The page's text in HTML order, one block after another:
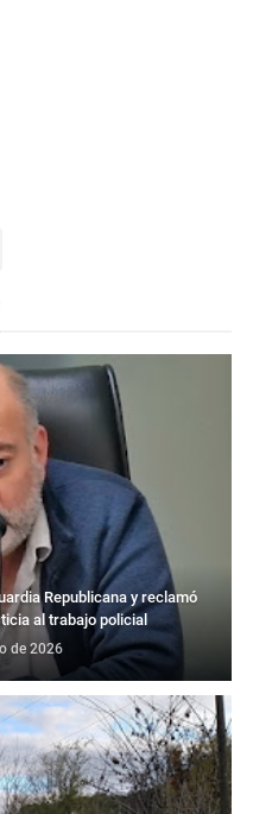
Republicana y reclamó
al trabajo policial
de 2026